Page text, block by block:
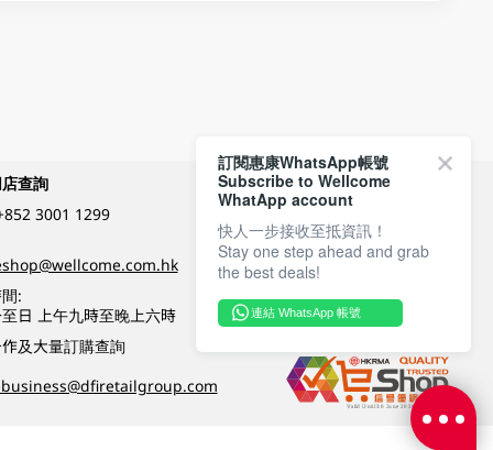
查詢
3001 1299
:
日 上午九時至晚上六時
及大量訂購查詢
付款方式
關注我們
訂閱惠康WhatsApp帳號
Subscribe to Wellcome
WhatApp account
快人一步接收至抵資訊！
Stay one step ahead and grab
the best deals!
連結 WhatsApp 帳號